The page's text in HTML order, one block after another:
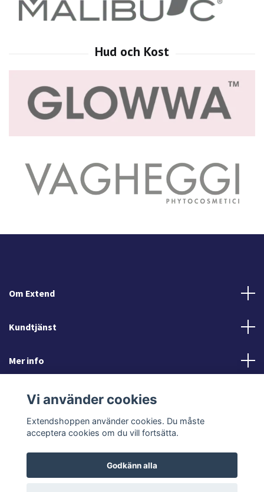
Om Extend
Kundtjänst
Mer info
Sociala medier
© 2026 Extendshoppen
Vi använder cookies
Extendshoppen använder cookies. Du måste
acceptera cookies om du vill fortsätta.
Godkänn alla